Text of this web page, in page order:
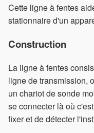
Cette ligne à fentes
stationnaire d'un
Construction
La ligne à fentes
ligne de transmission,
un chariot de sonde
se connecter là où
fixer et de détecter